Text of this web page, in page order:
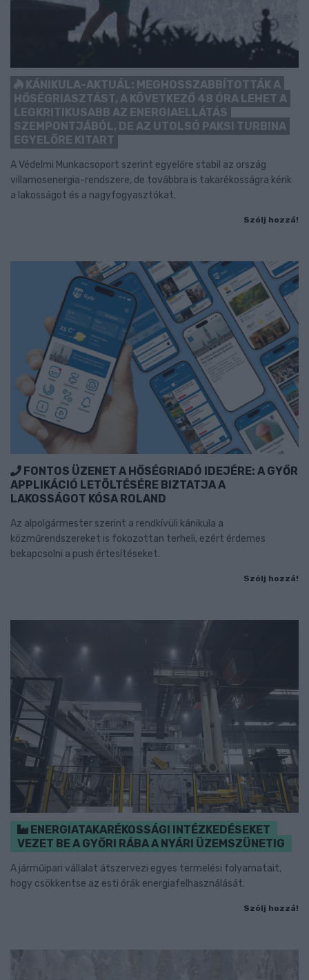
KÁNIKULA-AKTUÁL: MEGHOSSZABBÍTOTTÁK A
HŐSÉGRIASZTÁST, A KÖVETKEZŐ 48 ÓRA LEHET A
LEGKRITIKUSABB AZ ENERGIAELLÁTÁS
SZEMPONTJÁBÓL, DE AZ UTOLSÓ PAKSI TURBINA
EGYELŐRE KITART
A Védelmi Munkacsoport szerint egyelőre stabil az ország
villamosenergia-rendszere, de továbbra is takarékosságra kérik
a lakosságot és a nagyfogyasztókat.
Szólj hozzá!
FONTOS ÜZENET A HŐSÉGRIADÓ IDEJÉRE: A GYŐR
APPLIKÁCIÓ LETÖLTÉSÉRE BIZTATJA A
LAKOSSÁGOT KÓSA ROLAND
Az alpolgármester szerint a rendkívüli kánikula a
közműrendszereket is fokozottan terheli, ezért érdemes
bekapcsolni a push értesítéseket.
Szólj hozzá!
ENERGIATAKARÉKOSSÁGI INTÉZKEDÉSEKET
VEZET BE A GYŐRI RÁBA A NYÁRI ÜZEMSZÜNETIG
A járműipari vállalat átszervezi egyes termelési folyamatait,
hogy csökkentse az esti órák energiafelhasználását.
Szólj hozzá!